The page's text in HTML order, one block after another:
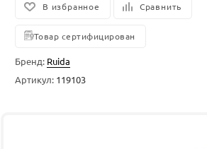
В избранное Сравнить
Товар сертифицирован
Бренд: Ruida
Артикул: 119103